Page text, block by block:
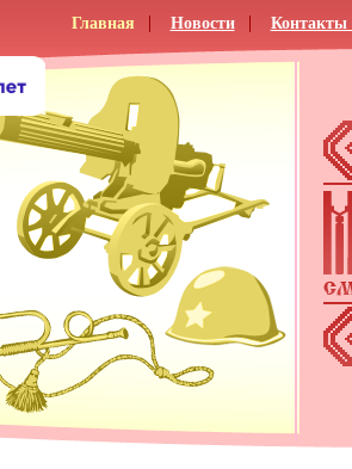
Главная Новости Контакты